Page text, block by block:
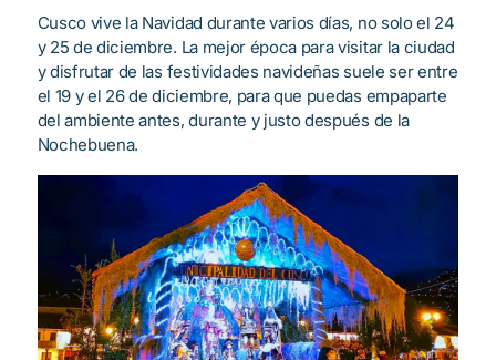
Cusco vive la Navidad durante varios días, no solo el 24
y 25 de diciembre. La mejor época para visitar la ciudad
y disfrutar de las festividades navideñas suele ser entre
el 19 y el 26 de diciembre, para que puedas empaparte
del ambiente antes, durante y justo después de la
Nochebuena.